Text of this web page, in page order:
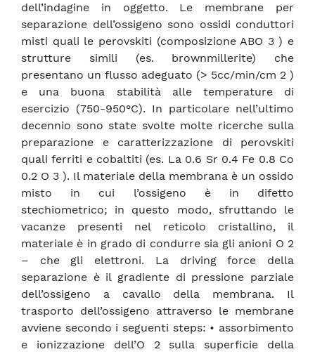
dell’indagine in oggetto. Le membrane per
separazione dell’ossigeno sono ossidi conduttori
misti quali le perovskiti (composizione ABO 3 ) e
strutture simili (es. brownmillerite) che
presentano un flusso adeguato (> 5cc/min/cm 2 )
e una buona stabilità alle temperature di
esercizio (750-950°C). In particolare nell’ultimo
decennio sono state svolte molte ricerche sulla
preparazione e caratterizzazione di perovskiti
quali ferriti e cobaltiti (es. La 0.6 Sr 0.4 Fe 0.8 Co
0.2 O 3 ). Il materiale della membrana è un ossido
misto in cui l’ossigeno è in difetto
stechiometrico; in questo modo, sfruttando le
vacanze presenti nel reticolo cristallino, il
materiale è in grado di condurre sia gli anioni O 2
– che gli elettroni. La driving force della
separazione è il gradiente di pressione parziale
dell’ossigeno a cavallo della membrana. Il
trasporto dell’ossigeno attraverso le membrane
avviene secondo i seguenti steps: • assorbimento
e ionizzazione dell’O 2 sulla superficie della